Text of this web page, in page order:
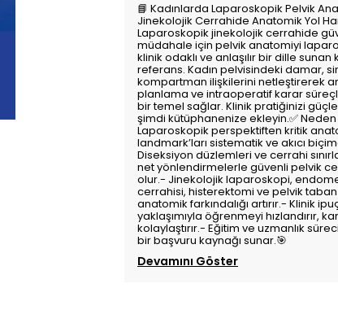
📘 Kadınlarda Laparoskopik Pelvik
Jinekolojik Cerrahide Anatomik Yol
Laparoskopik jinekolojik cerrahide
müdahale için pelvik anatomiyi
klinik odaklı ve anlaşılır bir dille sunan
referans. Kadın pelvisindeki damar,
kompartman ilişkilerini netleştirerek
planlama ve intraoperatif karar
bir temel sağlar. Klinik pratiğinizi
şimdi kütüphanenize ekleyin.✅
Laparoskopik perspektiften kritik
landmark’ları sistematik ve akıcı
Diseksiyon düzlemleri ve cerrahi
net yönlendirmelerle güvenli pelvik
olur.- Jinekolojik laparoskopi,
cerrahisi, histerektomi ve pelvik
anatomik farkındalığı artırır.- Klinik
yaklaşımıyla öğrenmeyi hızlandırır,
kolaylaştırır.- Eğitim ve uzmanlık
bir başvuru kaynağı sunar.🎯
Devamını Göster